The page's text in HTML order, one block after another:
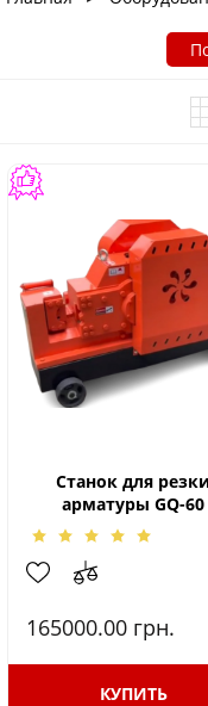
Станок для резки
арматуры GQ-60
165000.00 грн.
КУПИТЬ